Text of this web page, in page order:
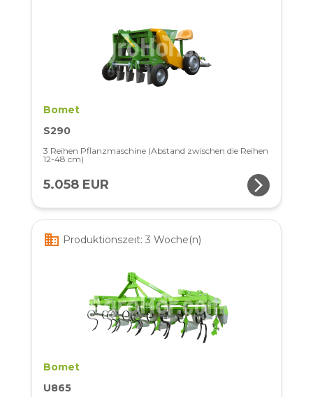
Bomet
S290
3 Reihen Pflanzmaschine (Abstand zwischen die Reihen
12-48 cm)
5.058 EUR arrow_forward_ios
business Produktionszeit: 3 Woche(n)
Bomet
U865